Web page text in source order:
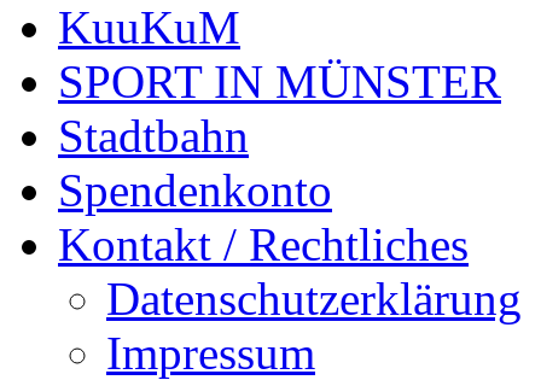
KuuKuM
SPORT IN MÜNSTER
Stadtbahn
Spendenkonto
Kontakt / Rechtliches
Datenschutzerklärung
Impressum